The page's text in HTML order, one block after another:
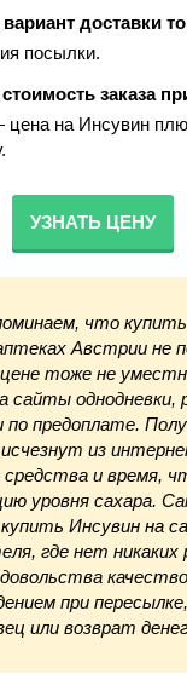
доставки
посылки.
заказа
на Инсувин
УЗНАТЬ ЦЕНУ
что
Австрии не
цене тоже не
сайты
по предоплате.
исчезнут из
и время,
уровня сахара.
Инсувин на
где нет никаких
при
или возврат